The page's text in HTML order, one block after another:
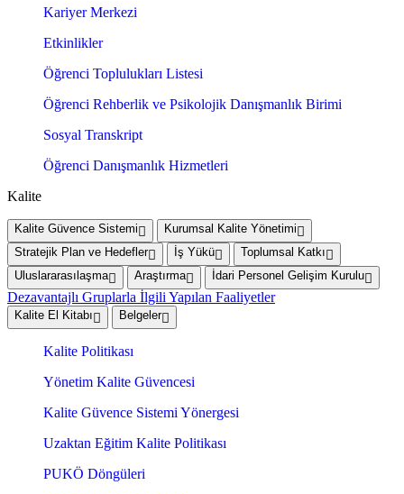
Kariyer Merkezi
Etkinlikler
Öğrenci Toplulukları Listesi
Öğrenci Rehberlik ve Psikolojik Danışmanlık Birimi
Sosyal Transkript
Öğrenci Danışmanlık Hizmetleri
Kalite
Kalite Güvence Sistemi
Kurumsal Kalite Yönetimi
Stratejik Plan ve Hedefler
İş Yükü
Toplumsal Katkı
Uluslararasılaşma
Araştırma İdari Personel Gelişim Kurulu
Dezavantajlı Gruplarla İlgili Yapılan Faaliyetler
Kalite El Kitabı Belgeler
Kalite Politikası
Yönetim Kalite Güvencesi
Kalite Güvence Sistemi Yönergesi
Uzaktan Eğitim Kalite Politikası
PUKÖ Döngüleri